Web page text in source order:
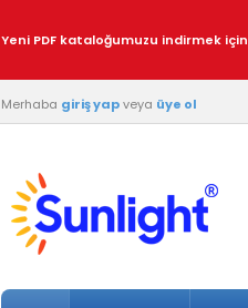
Yeni PDF kataloğumuzu indirmek için
Merhaba giriş yapveya üye ol